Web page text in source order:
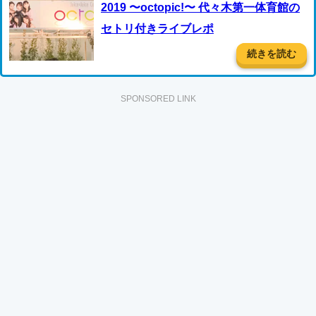
2019 〜octopic!〜 代々木第一体育館の
セトリ付きライブレポ
続きを読む
SPONSORED LINK